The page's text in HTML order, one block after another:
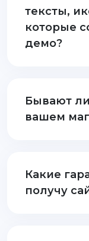
тексты,
которые
демо?
Бывают
вашем
Какие
получу